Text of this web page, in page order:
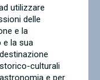
utilizzare
delle
e la
e la sua
culturali
e per